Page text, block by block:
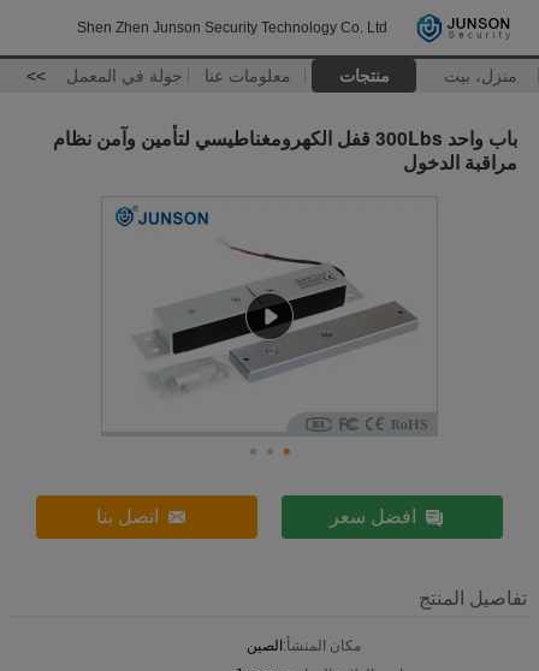
Shen Zhen Junson Security Technology Co. Ltd
منزل، بيت منتجات معلومات عنا جولة في المعمل >>
باب واحد 300Lbs قفل الكهرومغناطيسي لتأمين وآمن نظام
مراقبة الدخول
افضل سعر اتصل بنا
تفاصيل المنتج
مكان المنشأ:الصين